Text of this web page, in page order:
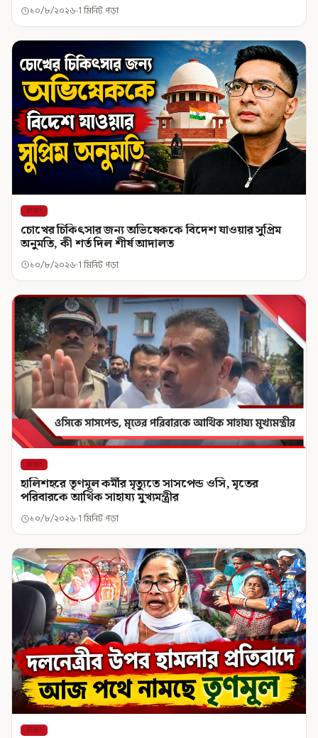
১০/৮/২০২৬ 1 মিনিট পড়া
রাজ্য
চোখের চিকিৎসার জন্য অভিষেককে বিদেশ যাওয়ার সুপ্রিম
অনুমতি, কী শর্ত দিল শীর্ষ আদালত
১০/৮/২০২৬ 1 মিনিট পড়া
রাজ্য
হালিশহরে তৃণমূল কর্মীর মৃত্যুতে সাসপেন্ড ওসি, মৃতের
পরিবারকে আর্থিক সাহায্য মুখ্যমন্ত্রীর
১০/৮/২০২৬ 1 মিনিট পড়া
রাজ্য